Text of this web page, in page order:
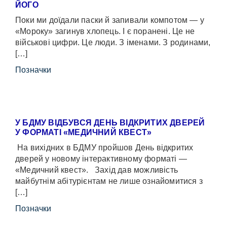
ЙОГО
Поки ми доїдали паски й запивали компотом — у
«Мороку» загинув хлопець. І є поранені. Це не
військові цифри. Це люди. З іменами. З родинами,
[…]
Позначки
У БДМУ ВІДБУВСЯ ДЕНЬ ВІДКРИТИХ ДВЕРЕЙ
У ФОРМАТІ «МЕДИЧНИЙ КВЕСТ»
На вихідних в БДМУ пройшов День відкритих
дверей у новому інтерактивному форматі —
«Медичний квест». Захід дав можливість
майбутнім абітурієнтам не лише ознайомитися з
[…]
Позначки